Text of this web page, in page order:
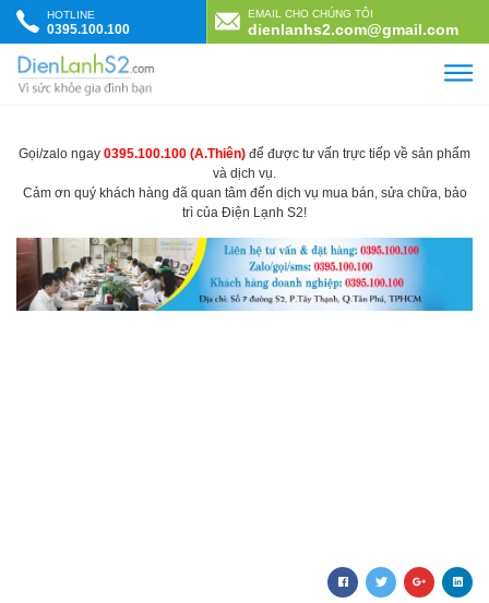
Skip to content
HOTLINE
0395.100.100
EMAIL CHO CHÚNG TÔI
dienlanhs2.com@gmail.com
Gọi/zalo ngay 0395.100.100 (A.Thiên) để được tư vấn trực tiếp về sản phẩm
và dịch vụ.
Cảm ơn quý khách hàng đã quan tâm đến dịch vụ mua bán, sửa chữa, bảo
trì của Điện Lạnh S2!